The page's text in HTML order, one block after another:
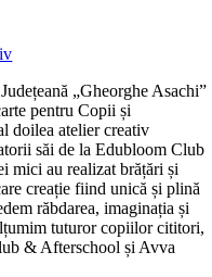
„Gheorghe Asachi”
pentru Copii și
doilea atelier creativ
săi de la Edubloom Club
mici au realizat brățări și
creație fiind unică și plină
răbdarea, imaginația și
tuturor copiilor cititori,
& Afterschool și Avva